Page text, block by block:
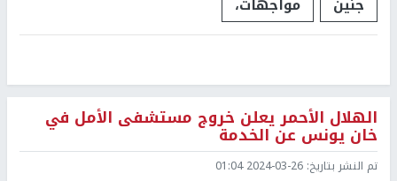
الهلال الأحمر يعلن خروج مستشفى الأمل في
خان يونس عن الخدمة
تم النشر بتاريخ: 2024-03-26 01:04